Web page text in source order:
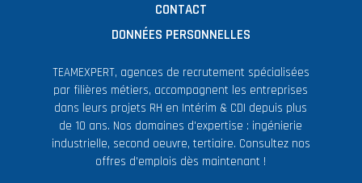
CONTACT
DONNÉES PERSONNELLES
TEAMEXPERT, agences de recrutement spécialisées
par filières métiers, accompagnent les entreprises
dans leurs projets RH en Intérim & CDI depuis plus
de 10 ans. Nos domaines d'expertise : ingénierie
industrielle, second oeuvre, tertiaire. Consultez nos
offres d'emplois dès maintenant !